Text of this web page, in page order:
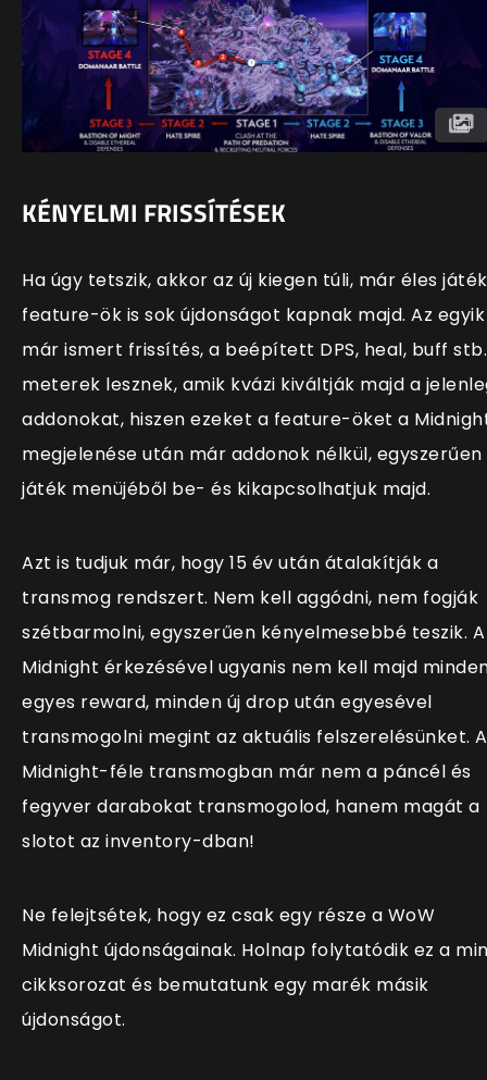
KÉNYELMI FRISSÍTÉSEK
Ha úgy tetszik, akkor az új kiegen túli, már éles játék
feature-ök is sok újdonságot kapnak majd. Az egyik
már ismert frissítés, a beépített DPS, heal, buff stb.
meterek lesznek, amik kvázi kiváltják majd a
addonokat, hiszen ezeket a feature-öket a
megjelenése után már addonok nélkül, egyszerűen
játék menüjéből be- és kikapcsolhatjuk majd.
Azt is tudjuk már, hogy 15 év után átalakítják a
transmog rendszert. Nem kell aggódni, nem fogják
szétbarmolni, egyszerűen kényelmesebbé teszik. A
Midnight érkezésével ugyanis nem kell majd
egyes reward, minden új drop után egyesével
transmogolni megint az aktuális felszerelésünket. A
Midnight-féle transmogban már nem a páncél és
fegyver darabokat transmogolod, hanem magát a
slotot az inventory-dban!
Ne felejtsétek, hogy ez csak egy része a WoW
Midnight újdonságainak. Holnap folytatódik ez a
cikksorozat és bemutatunk egy marék másik
újdonságot.